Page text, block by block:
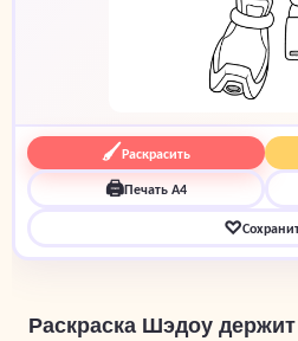
🖌Раскрасить
🖨Печать A4
♡
Раскраска Шэдоу